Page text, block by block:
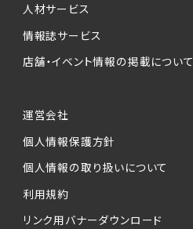
人材サービス
情報誌サービス
店舗・イベント情報の掲載について
運営会社
個人情報保護方針
個人情報の取り扱いについて
利用規約
リンク用バナーダウンロード